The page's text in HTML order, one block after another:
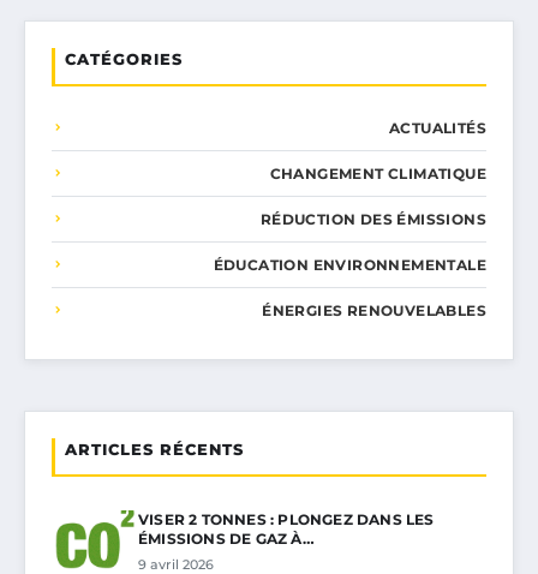
CATÉGORIES
ACTUALITÉS
CHANGEMENT CLIMATIQUE
RÉDUCTION DES ÉMISSIONS
ÉDUCATION ENVIRONNEMENTALE
ÉNERGIES RENOUVELABLES
ARTICLES RÉCENTS
VISER 2 TONNES : PLONGEZ DANS LES
ÉMISSIONS DE GAZ À…
9 avril 2026